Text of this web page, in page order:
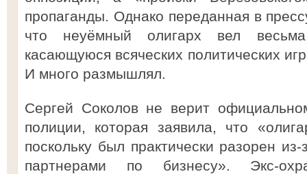
пропаганды. Однако переданная в
что неуёмный олигарх вел весьма
касающуюся всяческих политических
И много размышлял.
Сергей Соколов не верит
полиции, которая заявила, что
поскольку был практически разорен
партнерами по бизнесу». Экс-